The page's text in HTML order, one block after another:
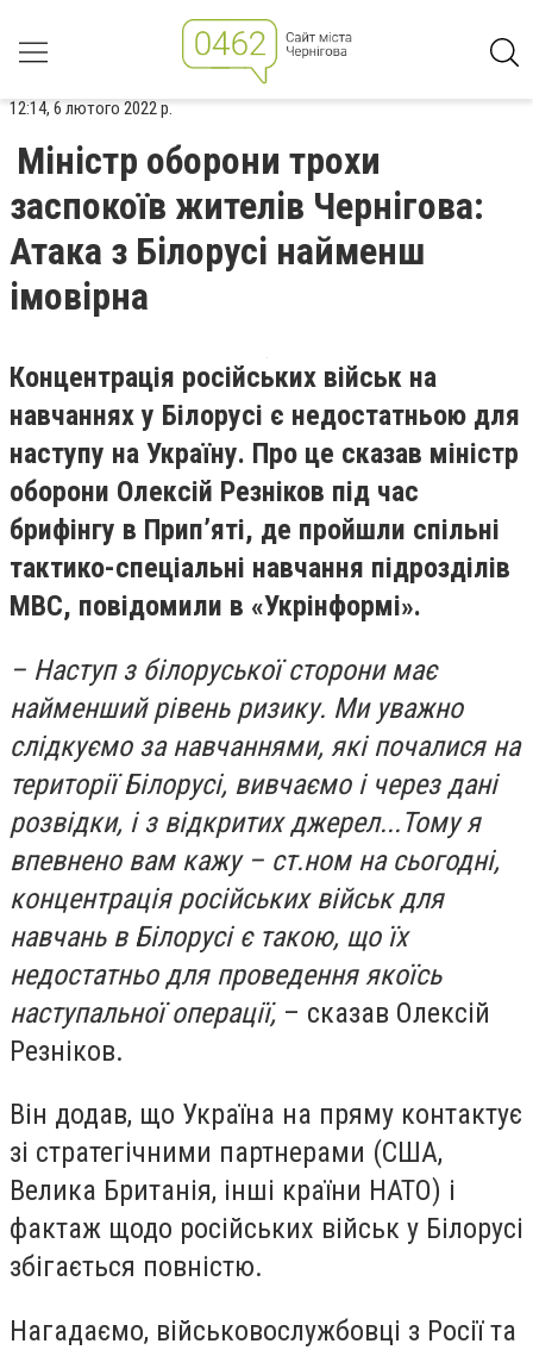
12:14, 6 лютого 2022 р.
Міністр оборони трохи
заспокоїв жителів Чернігова:
Атака з Білорусі найменш
імовірна
Концентрація російських військ на
навчаннях у Білорусі є недостатньою для
наступу на Україну. Про це сказав міністр
оборони Олексій Резніков під час
брифінгу в Прип’яті, де пройшли спільні
тактико-спеціальні навчання підрозділів
МВС, повідомили в «Укрінформі».
– Наступ з білоруської сторони має
найменший рівень ризику. Ми уважно
слідкуємо за навчаннями, які почалися на
території Білорусі, вивчаємо і через дані
розвідки, і з відкритих джерел...Тому я
впевнено вам кажу – ст.ном на сьогодні,
концентрація російських військ для
навчань в Білорусі є такою, що їх
недостатньо для проведення якоїсь
наступальної операції, – сказав Олексій
Резніков.
Він додав, що Україна на пряму контактує
зі стратегічними партнерами (США,
Велика Британія, інші країни НАТО) і
фактаж щодо російських військ у Білорусі
збігається повністю.
Нагадаємо, військовослужбовці з Росії та